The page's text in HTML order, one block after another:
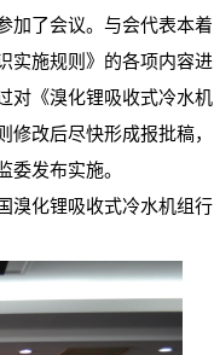
加了会议。与会代表本着
实施规则》的各项内容进
对《溴化锂吸收式冷水机
改后尽快形成报批稿，
发布实施。
溴化锂吸收式冷水机组行